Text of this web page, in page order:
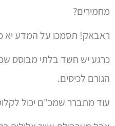
מחמירים?
ראבאק! תסמכו על המדע יא
כרגע יש חשד בלתי מבוסס
הגורם לכיסים.
עוד מתברר שמכ"ם יכול